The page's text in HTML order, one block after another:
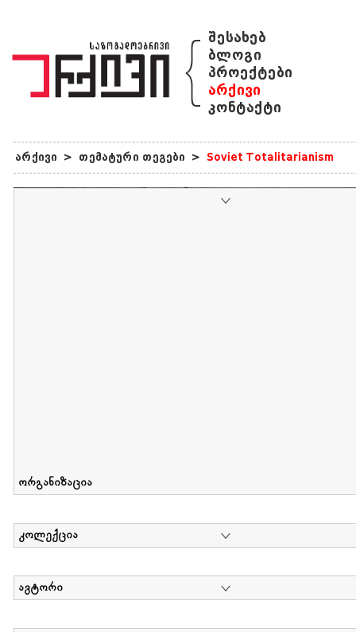
{ შესახებ
ბლოგი
პროექტები
არქივი
კონტაქტი
არქივი > თემატური თეგები > Soviet Totalitarianism
ორგანიზაცია
კოლექცია
ავტორი